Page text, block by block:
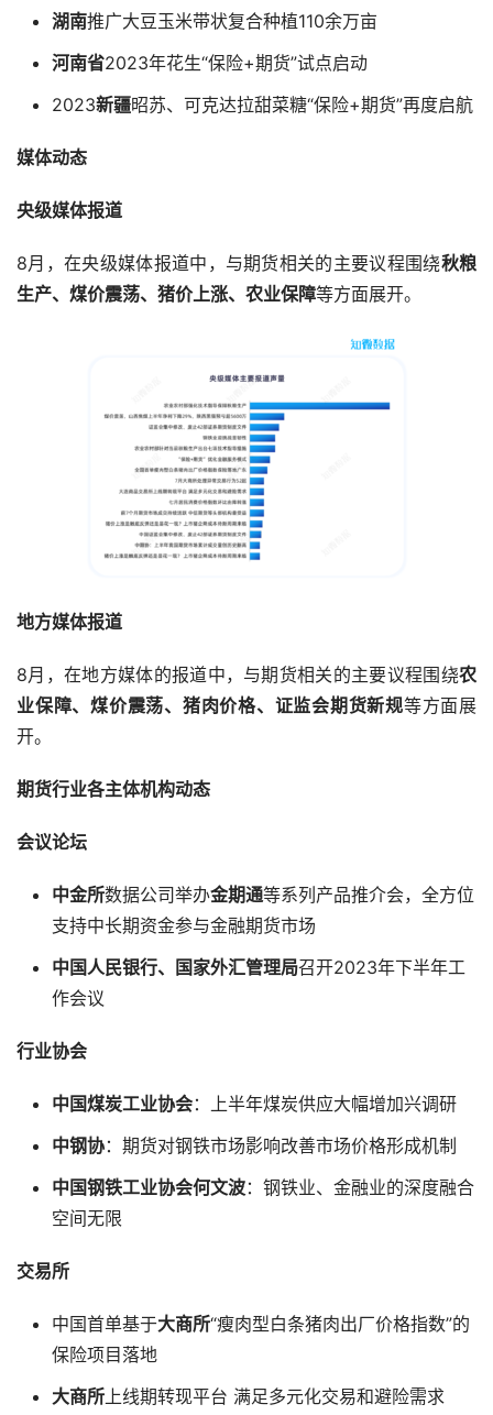
湖南推广大豆玉米带状复合种植110余万亩
河南省2023年花生“保险+期货”试点启动
2023新疆昭苏、可克达拉甜菜糖“保险+期货”再度启航
媒体动态
央级媒体报道
8月，在央级媒体报道中，与期货相关的主要议程围绕秋粮
生产、煤价震荡、猪价上涨、农业保障等方面展开。
地方媒体报道
8月，在地方媒体的报道中，与期货相关的主要议程围绕农
业保障、煤价震荡、猪肉价格、证监会期货新规等方面展
开。
期货行业各主体机构动态
会议论坛
中金所数据公司举办金期通等系列产品推介会，全方位
支持中长期资金参与金融期货市场
中国人民银行、国家外汇管理局召开2023年下半年工
作会议
行业协会
中国煤炭工业协会：上半年煤炭供应大幅增加兴调研
中钢协：期货对钢铁市场影响改善市场价格形成机制
中国钢铁工业协会何文波：钢铁业、金融业的深度融合
空间无限
交易所
中国首单基于大商所“瘦肉型白条猪肉出厂价格指数”的
保险项目落地
大商所上线期转现平台 满足多元化交易和避险需求